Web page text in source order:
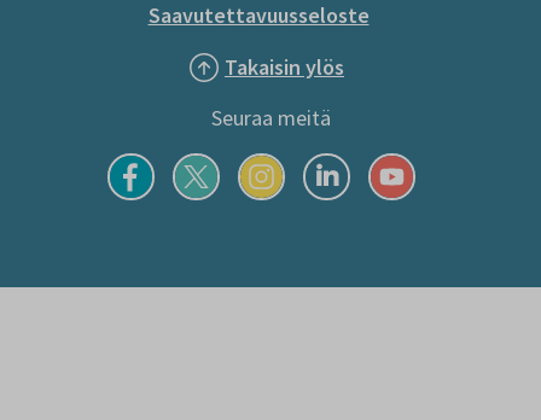
Saavutettavuusseloste
Takaisin ylös
Seuraa meitä